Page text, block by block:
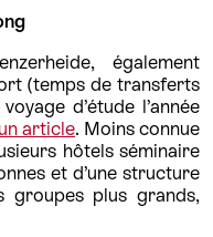
également
(temps de transferts
d’étude l’année
article. Moins connue
hôtels séminaire
et d’une structure
groupes plus grands,